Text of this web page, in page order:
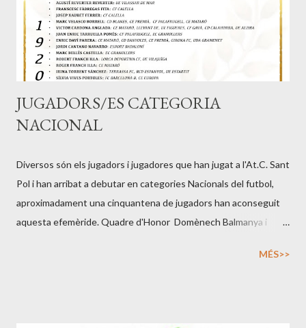
German Valle (28) , Jordi C...
JUGADORS/ES CATEGORIA
NACIONAL
Diversos són els jugadors i jugadores que han jugat a l'At.C. Sant
Pol i han arribat a debutar en categories Nacionals del futbol,
aproximadament una cinquantena de jugadors han aconseguit
aquesta efemèride. Quadre d'Honor Domènech Balmanya i
MÉS>>